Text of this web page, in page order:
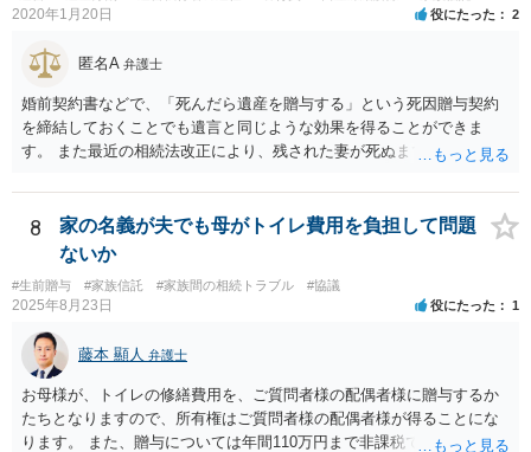
2020年1月20日 役にたった 2
匿名A 弁護士
婚前契約書などで、「死んだら遺産を贈与する」という死因贈与契約
を締結しておくことでも遺言と同じような効果を得ることができま
す。 また最近の相続法改正により、残された妻が死ぬまで家に住み続
で、その制度を活用する方法も考えられます。 もし契約書の作成まで
視野に入れておられる場合は、お近くの弁護士、できれば相続に強い
弁護士にご相談なさるとよいでしょう。
8
家の名義が夫でも母がトイレ費用を負担して問題
ないか
#生前贈与 #家族信託 #家族間の相続トラブル #協議
2025年8月23日 役にたった 1
藤本 顯人 弁護士
お母様が、トイレの修繕費用を、ご質問者様の配偶者様に贈与するか
たちとなりますので、所有権はご質問者様の配偶者様が得ることにな
ります。 また、贈与については年間110万円まで非課税であり、トイ